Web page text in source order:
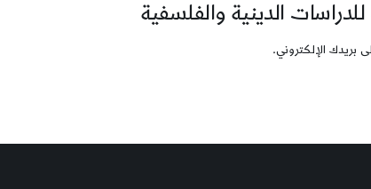
الدينية والفلسفية
بريدك الإلكتروني.